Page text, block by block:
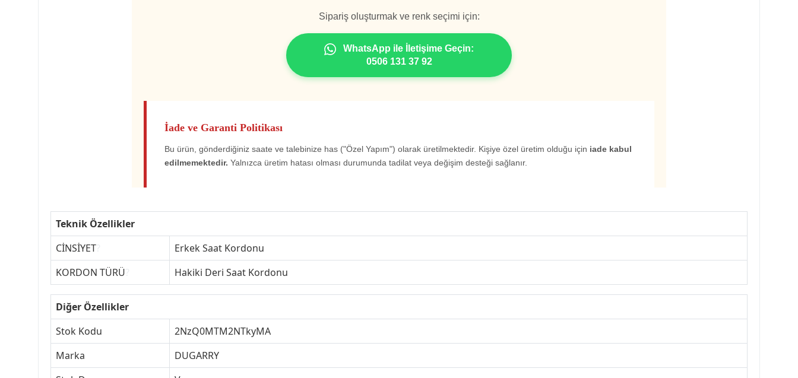
Sipariş oluşturmak ve renk seçimi için:
WhatsApp ile İletişime Geçin:
0506 131 37 92
İade ve Garanti Politikası
Bu ürün, gönderdiğiniz saate ve talebinize has ("Özel Yapım") olarak üretilmektedir. Kişiye özel üretim olduğu için iade kabul
edilmemektedir. Yalnızca üretim hatası olması durumunda tadilat veya değişim desteği sağlanır.
Teknik Özellikler
CİNSİYET
Erkek Saat Kordonu
KORDON TÜRÜ
Hakiki Deri Saat Kordonu
Diğer Özellikler
Stok Kodu
2NzQ0MTM2NTkyMA
Marka
DUGARRY